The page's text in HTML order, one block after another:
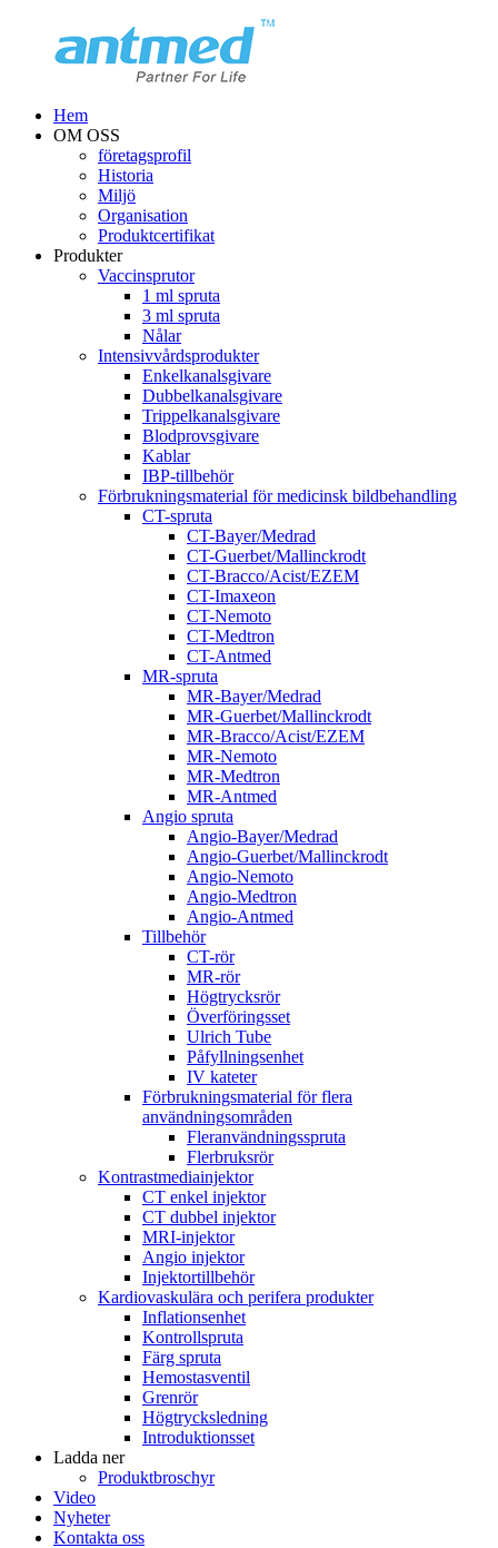
Hem
OM OSS
företagsprofil
Historia
Miljö
Organisation
Produktcertifikat
Produkter
Vaccinsprutor
1 ml spruta
3 ml spruta
Nålar
Intensivvårdsprodukter
Enkelkanalsgivare
Dubbelkanalsgivare
Trippelkanalsgivare
Blodprovsgivare
Kablar
IBP-tillbehör
Förbrukningsmaterial för medicinsk bildbehandling
CT-spruta
CT-Bayer/Medrad
CT-Guerbet/Mallinckrodt
CT-Bracco/Acist/EZEM
CT-Imaxeon
CT-Nemoto
CT-Medtron
CT-Antmed
MR-spruta
MR-Bayer/Medrad
MR-Guerbet/Mallinckrodt
MR-Bracco/Acist/EZEM
MR-Nemoto
MR-Medtron
MR-Antmed
Angio spruta
Angio-Bayer/Medrad
Angio-Guerbet/Mallinckrodt
Angio-Nemoto
Angio-Medtron
Angio-Antmed
Tillbehör
CT-rör
MR-rör
Högtrycksrör
Överföringsset
Ulrich Tube
Påfyllningsenhet
IV kateter
Förbrukningsmaterial för flera
användningsområden
Fleranvändningsspruta
Flerbruksrör
Kontrastmediainjektor
CT enkel injektor
CT dubbel injektor
MRI-injektor
Angio injektor
Injektortillbehör
Kardiovaskulära och perifera produkter
Inflationsenhet
Kontrollspruta
Färg spruta
Hemostasventil
Grenrör
Högtrycksledning
Introduktionsset
Ladda ner
Produktbroschyr
Video
Nyheter
Kontakta oss